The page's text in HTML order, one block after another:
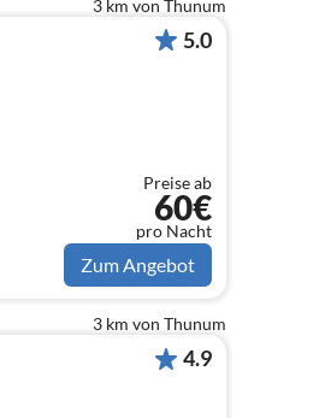
3 km von Thunum
5.0
Preise ab
60€
pro Nacht
Zum Angebot
3 km von Thunum
4.9